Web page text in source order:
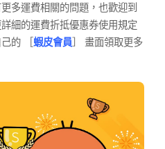
多運費相關的問題，也歡迎到
細的運費折抵優惠券使用規定
的 ［蝦皮會員］ 畫面領取更多